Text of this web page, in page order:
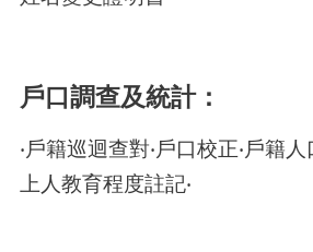
戶口調查及統計：
‧戶籍巡迴查對‧戶口校正‧戶籍
上人教育程度註記‧